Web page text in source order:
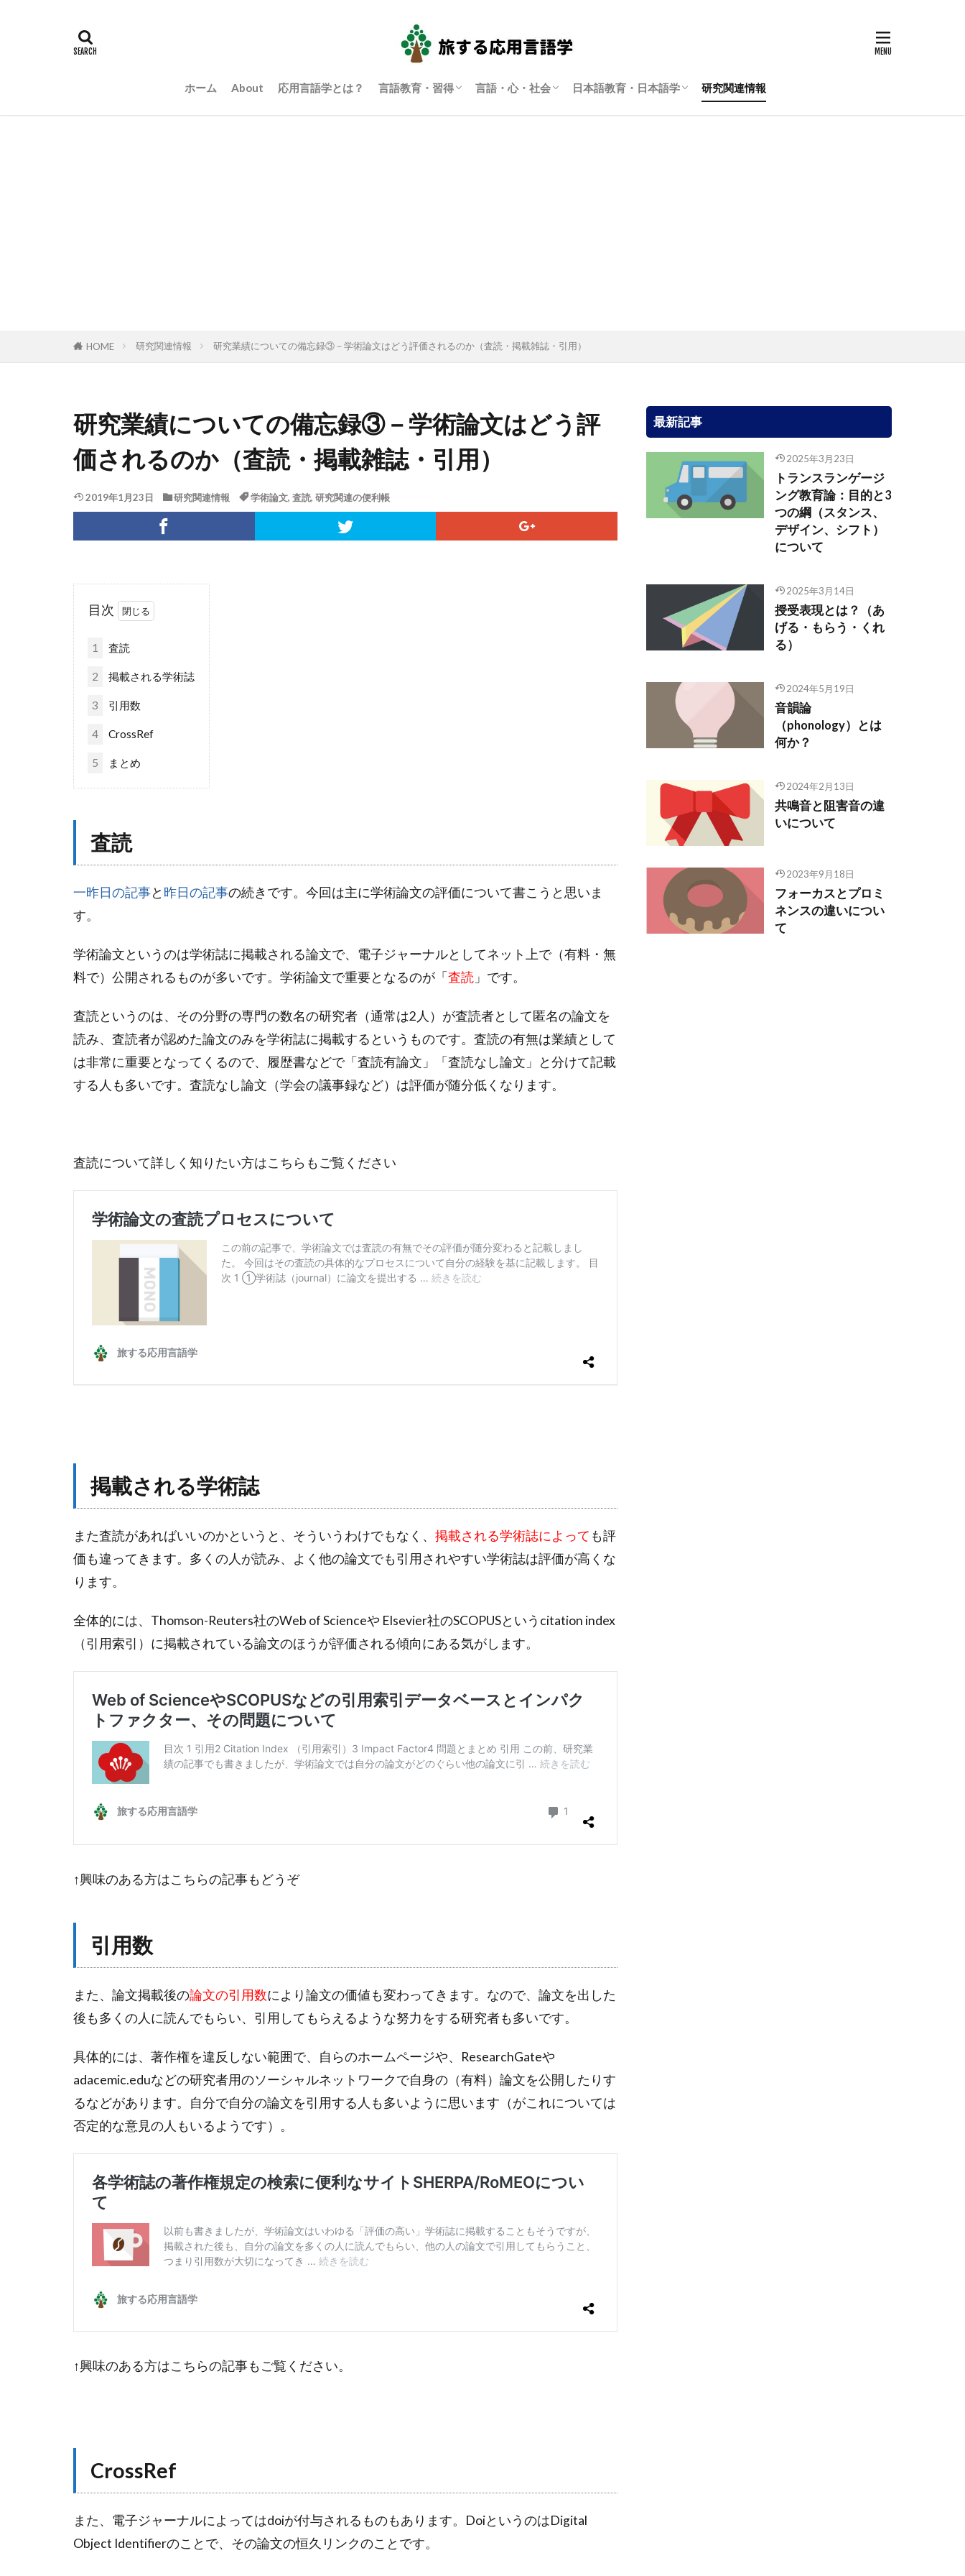
ホーム About 応用言語学とは？ 言語教育・習得 言語・心・社会 日本語教育・日本語学 研究関連情報
HOME 研究関連情報 研究業績についての備忘録③－学術論文はどう評価されるのか（査読・掲載雑誌・引用）
研究業績についての備忘録③－学術論文はどう評
価されるのか（査読・掲載雑誌・引用）
2019年1月23日 研究関連情報 学術論文, 査読, 研究関連の便利帳
目次
1 査読
2 掲載される学術誌
3 引用数
4 CrossRef
5 まとめ
査読
一昨日の記事と 昨日の記事の続きです。今回は主に学術論文の評価について書こうと思いま
す。
学術論文というのは学術誌に掲載される論文で、電子ジャーナルとしてネット上で（有料・無
料で）公開されるものが多いです。学術論文で重要となるのが「 査読 」です。
査読というのは、その分野の専門の数名の研究者（通常は2人）が査読者として匿名の論文を
読み、査読者が認めた論文のみを学術誌に掲載するというものです。査読の有無は業績として
は非常に重要となってくるので、履歴書などで「査読有論文」「査読なし論文」と分けて記載
する人も多いです。査読なし論文（学会の議事録など）は評価が随分低くなります。
査読について詳しく知りたい方はこちらもご覧ください
掲載される学術誌
また査読があればいいのかというと、そういうわけでもなく、 掲載される学術誌によって も評
価も違ってきます。多くの人が読み、よく他の論文でも引用されやすい学術誌は評価が高くな
ります。
全体的には、Thomson-Reuters社のWeb of Scienceや Elsevier社のSCOPUSというcitation index
（引用索引）に掲載されている論文のほうが評価される傾向にある気がします。
↑興味のある方はこちらの記事もどうぞ
引用数
また、論文掲載後の論文の引用数により論文の価値も変わってきます。なので、論文を出した
後も多くの人に読んでもらい、引用してもらえるような努力をする研究者も多いです。
具体的には、著作権を違反しない範囲で、自らのホームページや、ResearchGateや
adacemic.eduなどの研究者用のソーシャルネットワークで自身の（有料）論文を公開したりす
るなどがあります。自分で自分の論文を引用する人も多いように思います（がこれについては
否定的な意見の人もいるようです）。
↑興味のある方はこちらの記事もご覧ください。
CrossRef
また、電子ジャーナルによってはdoiが付与されるものもあります。DoiというのはDigital
Object Identifierのことで、その論文の恒久リンクのことです。
最新記事
2025年3月23日
トランスランゲージ
ング教育論：目的と3
つの綱（スタンス、
デザイン、シフト）
について
2025年3月14日
授受表現とは？（あ
げる・もらう・くれ
る）
2024年5月19日
音韻論
（phonology）とは
何か？
2024年2月13日
共鳴音と阻害音の違
いについて
2023年9月18日
フォーカスとプロミ
ネンスの違いについ
て